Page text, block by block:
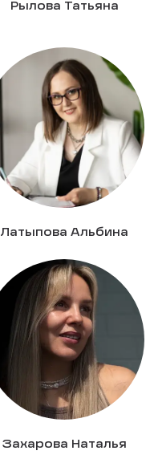
Рылова Татьяна
Латыпова Альбина
Захарова Наталья